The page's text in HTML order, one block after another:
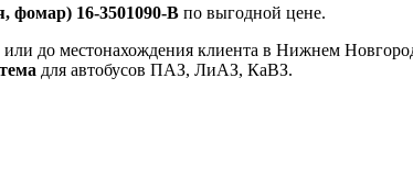
фомар) 16-3501090-В по выгодной цене.
до местонахождения клиента в Нижнем
для автобусов ПАЗ, ЛиАЗ, КаВЗ.